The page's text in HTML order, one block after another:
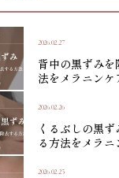
2026.02.27
背中の黒ずみを
法をメラニンケ
2026.02.26
くるぶしの黒
る方法をメラニ
2026.02.25